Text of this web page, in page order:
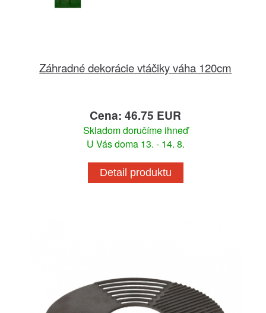
Záhradné dekorácie vtáčiky váha 120cm
Cena: 46.75 EUR
Skladom doručíme ihneď
U Vás doma 13. - 14. 8.
Detail produktu